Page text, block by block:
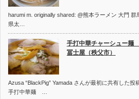
harumi m. originally shared: @熊本ラーメン 大門 群
県太…
手打中華チャーシュー麺
冨士屋（秩父市）
Azusa “BlackPig” Yamada さんが最初に共有した投
手打中華麺 …